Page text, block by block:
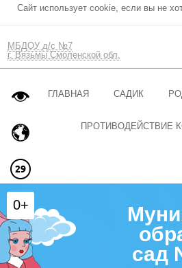
Сайт использует cookie, если вы не
МБДОУ д/с №7
г. Вязьмы Смоленской обл.
ГЛАВНАЯ САДИК
ПРОТИВОДЕЙСТВИЕ
сад
0+